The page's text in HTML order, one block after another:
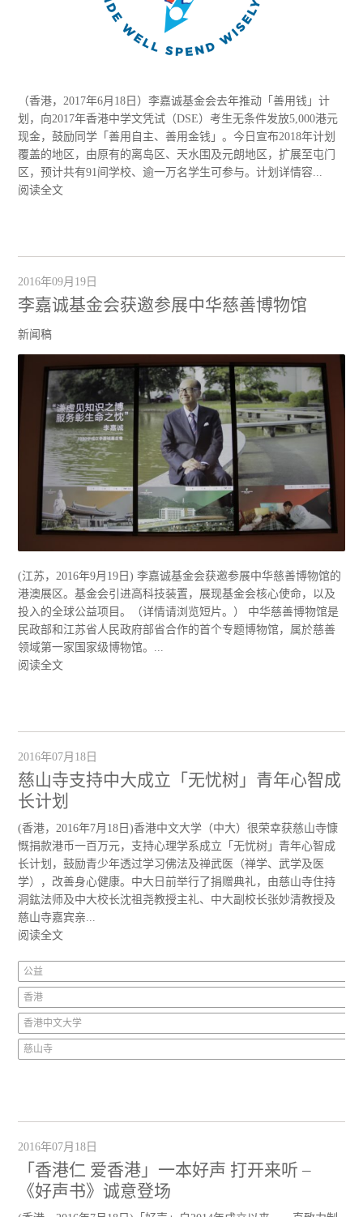
（香港，2017年6月18日）李嘉诚基金会去年推动「善用钱」计
划，向2017年香港中学文凭试（DSE）考生无条件发放5,000港元
现金，鼓励同学「善用自主、善用金钱」。今日宣布2018年计划
覆盖的地区，由原有的离岛区、天水围及元朗地区，扩展至屯门
区，预计共有91间学校、逾一万名学生可参与。计划详情容...
阅读全文
2016年09月19日
李嘉诚基金会获邀参展中华慈善博物馆
新闻稿
(江苏，2016年9月19日) 李嘉诚基金会获邀参展中华慈善博物馆的
港澳展区。基金会引进高科技装置，展现基金会核心使命，以及
投入的全球公益项目。（详情请浏览短片。） 中华慈善博物馆是
民政部和江苏省人民政府部省合作的首个专题博物馆，属於慈善
领域第一家国家级博物馆。...
阅读全文
2016年07月18日
慈山寺支持中大成立「无忧树」青年心智成
长计划
(香港，2016年7月18日)香港中文大学（中大）很荣幸获慈山寺慷
慨捐款港币一百万元，支持心理学系成立「无忧树」青年心智成
长计划，鼓励青少年透过学习佛法及禅武医（禅学、武学及医
学），改善身心健康。中大日前举行了捐赠典礼，由慈山寺住持
洞鈜法师及中大校长沈祖尧教授主礼、中大副校长张妙清教授及
慈山寺嘉宾亲...
阅读全文
公益
香港
香港中文大学
慈山寺
2016年07月18日
「香港仁 爱香港」一本好声 打开来听 –
《好声书》诚意登场